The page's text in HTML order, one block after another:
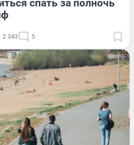
спать за полночь
2 343 5